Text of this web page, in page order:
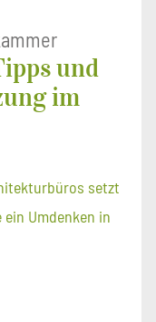
und
im
setzt
Umdenken in